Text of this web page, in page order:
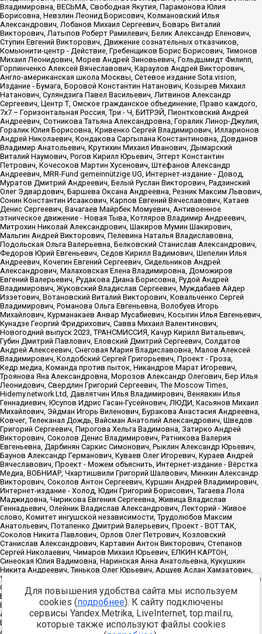
Для повышения удобства сайта мы используем
cookies (подробнее). К сайту подключены
сервисы Yandex.Metrika, LiveInternet, top.mail.ru,
которые также используют файлы cookies